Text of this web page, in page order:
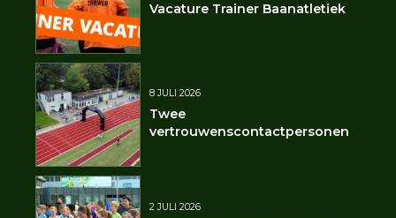
Vacature Trainer Baanatletiek
8 JULI 2026
Twee
vertrouwenscontactpersonen
2 JULI 2026